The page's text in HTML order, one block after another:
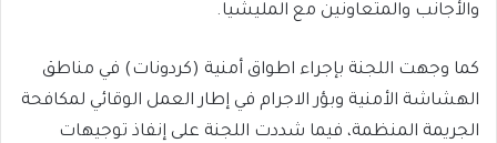
والأجانب والمتعاونين مع المليشيا.
كما وجهت اللجنة بإجراء اطواق أمنية (كردونات) في مناطق
الهشاشة الأمنية وبؤر الاجرام في إطار العمل الوقائي لمكافحة
الجريمة المنظمة، فيما شددت اللجنة على إنفاذ توجيهات